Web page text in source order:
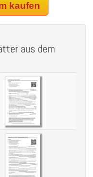
kaufen
aus dem